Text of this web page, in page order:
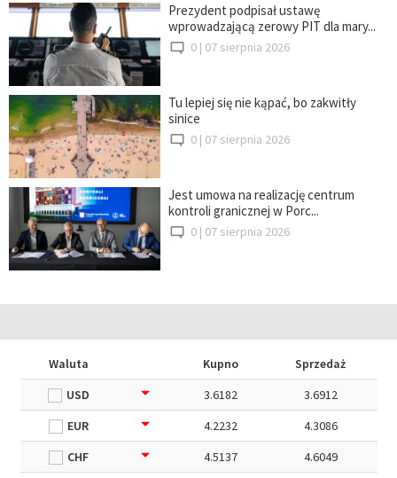
Prezydent podpisał ustawę
wprowadzającą zerowy PIT dla mary...
0 | 07 sierpnia 2026
Tu lepiej się nie kąpać, bo zakwitły
sinice
0 | 07 sierpnia 2026
Jest umowa na realizację centrum
kontroli granicznej w Porc...
0 | 07 sierpnia 2026
Waluta Kupno
Sprzedaż
USD
3.6182
3.6912
EUR
4.2232
4.3086
CHF
4.5137
4.6049